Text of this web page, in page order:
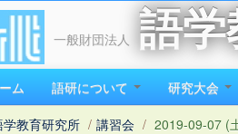
一般財団法人 語学
ム 語研について 研究大会
学教育研究所 / 講習会 / 2019-09-07 (